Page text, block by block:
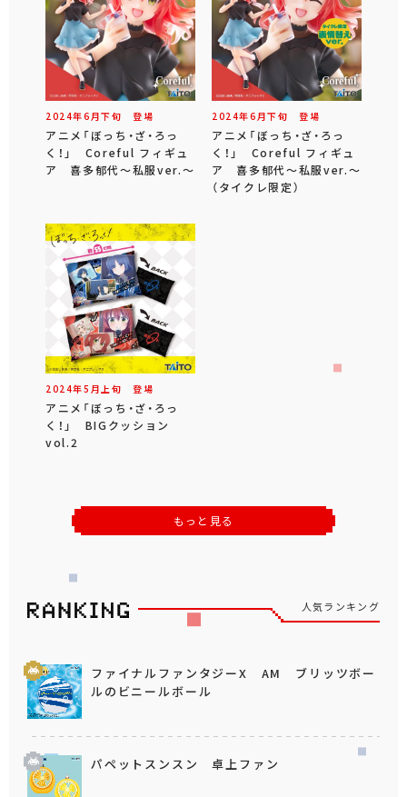
2024年6 月下旬 登場
アニメ「ぼっち・ざ・ろっ
く！」 Coreful フィギュ
ア 喜多郁代～私服ver.～
2024年6 月下旬 登場
アニメ「ぼっち・ざ・ろっ
く！」 Coreful フィギュ
ア 喜多郁代～私服ver.～
（タイクレ限定）
2024年5 月 上旬 登場
アニメ「ぼっち・ざ・ろっ
く！」 BIGクッション
vol.2
もっと見る
人気ランキング
ファイナルファンタジーX AM ブリッツボー
ルのビニールボール
パペットスンスン 卓上ファン